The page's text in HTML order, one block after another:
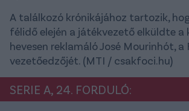
A találkozó krónikájához tartozik,
félidő elején a játékvezető elküldte a
hevesen reklamáló José Mourinhót, a
vezetőedzőjét. (MTI / csakfoci.hu)
SERIE A, 24. FORDULÓ: